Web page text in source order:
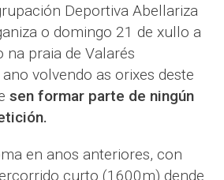
Deportiva Abellariza
o domingo 21 de xullo a
na praia de Valarés
volvendo as orixes deste
sen formar parte de ningún
en anos anteriores, con
curto (1600m) dende